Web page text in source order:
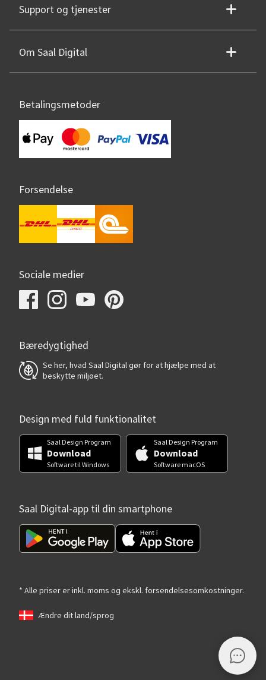
Support og tjenester
Om Saal Digital
Betalingsmetoder
Forsendelse
Sociale medier
Bæredygtighed
Se her, hvad Saal Digital gør for at hjælpe med at
beskytte miljøet.
Design med fuld funktionalitet
Saal Design Program
Download
Software til Windows
Saal Design Program
Download
Software macOS
Saal Digital-app til din smartphone
* Alle priser er inkl. moms og ekskl. forsendelsesomkostninger.
Ændre dit land/sprog